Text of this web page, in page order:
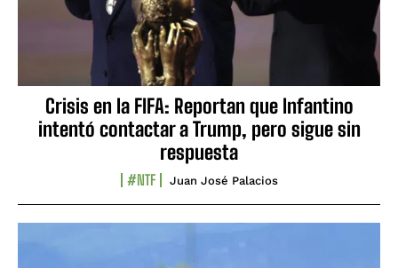
Crisis en la FIFA: Reportan que Infantino
intentó contactar a Trump, pero sigue sin
respuesta
#NTF Juan José Palacios